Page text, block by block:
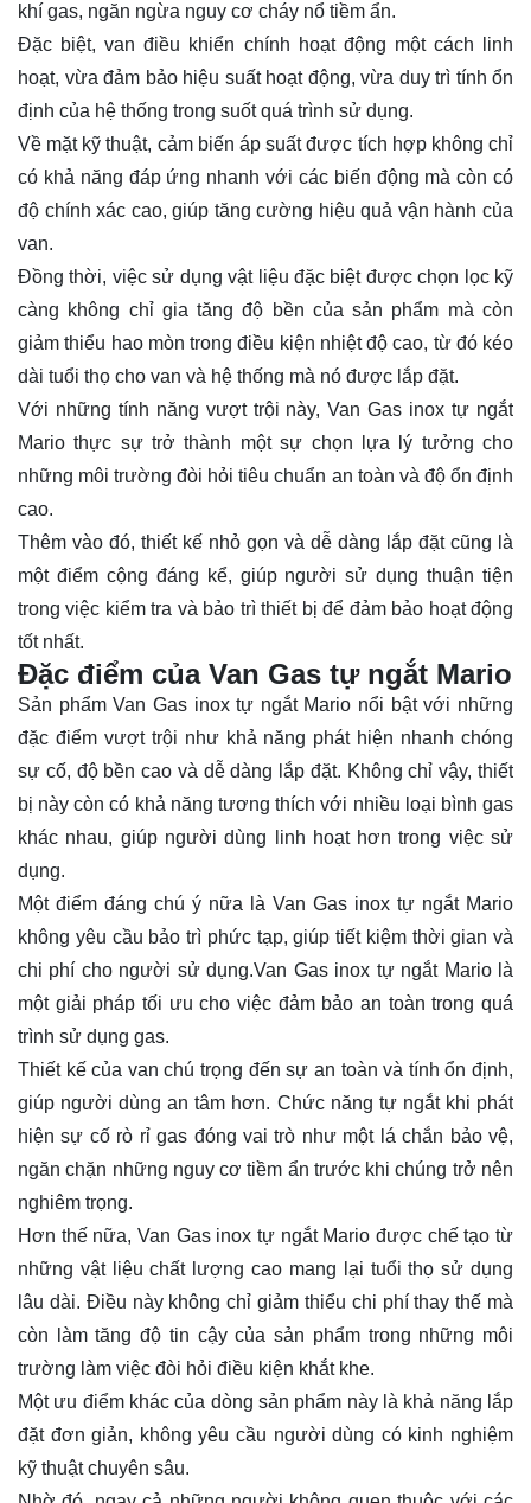
khí gas, ngăn ngừa nguy cơ cháy nổ tiềm ẩn.
Đặc biệt, van điều khiển chính hoạt động một cách linh
hoạt, vừa đảm bảo hiệu suất hoạt động, vừa duy trì tính ổn
định của hệ thống trong suốt quá trình sử dụng.
Về mặt kỹ thuật, cảm biến áp suất được tích hợp không chỉ
có khả năng đáp ứng nhanh với các biến động mà còn có
độ chính xác cao, giúp tăng cường hiệu quả vận hành của
van.
Đồng thời, việc sử dụng vật liệu đặc biệt được chọn lọc kỹ
càng không chỉ gia tăng độ bền của sản phẩm mà còn
giảm thiểu hao mòn trong điều kiện nhiệt độ cao, từ đó kéo
dài tuổi thọ cho van và hệ thống mà nó được lắp đặt.
Với những tính năng vượt trội này, Van Gas inox tự ngắt
Mario thực sự trở thành một sự chọn lựa lý tưởng cho
những môi trường đòi hỏi tiêu chuẩn an toàn và độ ổn định
cao.
Thêm vào đó, thiết kế nhỏ gọn và dễ dàng lắp đặt cũng là
một điểm cộng đáng kể, giúp người sử dụng thuận tiện
trong việc kiểm tra và bảo trì thiết bị để đảm bảo hoạt động
tốt nhất.
Đặc điểm của Van Gas tự ngắt Mario
Sản phẩm Van Gas inox tự ngắt Mario nổi bật với những
đặc điểm vượt trội như khả năng phát hiện nhanh chóng
sự cố, độ bền cao và dễ dàng lắp đặt. Không chỉ vậy, thiết
bị này còn có khả năng tương thích với nhiều loại bình gas
khác nhau, giúp người dùng linh hoạt hơn trong việc sử
dụng.
Một điểm đáng chú ý nữa là Van Gas inox tự ngắt Mario
không yêu cầu bảo trì phức tạp, giúp tiết kiệm thời gian và
chi phí cho người sử dụng.Van Gas inox tự ngắt Mario là
một giải pháp tối ưu cho việc đảm bảo an toàn trong quá
trình sử dụng gas.
Thiết kế của van chú trọng đến sự an toàn và tính ổn định,
giúp người dùng an tâm hơn. Chức năng tự ngắt khi phát
hiện sự cố rò rỉ gas đóng vai trò như một lá chắn bảo vệ,
ngăn chặn những nguy cơ tiềm ẩn trước khi chúng trở nên
nghiêm trọng.
Hơn thế nữa, Van Gas inox tự ngắt Mario được chế tạo từ
những vật liệu chất lượng cao mang lại tuổi thọ sử dụng
lâu dài. Điều này không chỉ giảm thiểu chi phí thay thế mà
còn làm tăng độ tin cậy của sản phẩm trong những môi
trường làm việc đòi hỏi điều kiện khắt khe.
Một ưu điểm khác của dòng sản phẩm này là khả năng lắp
đặt đơn giản, không yêu cầu người dùng có kinh nghiệm
kỹ thuật chuyên sâu.